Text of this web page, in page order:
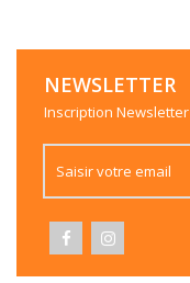
NEWSLETTER
Inscription Newsletter